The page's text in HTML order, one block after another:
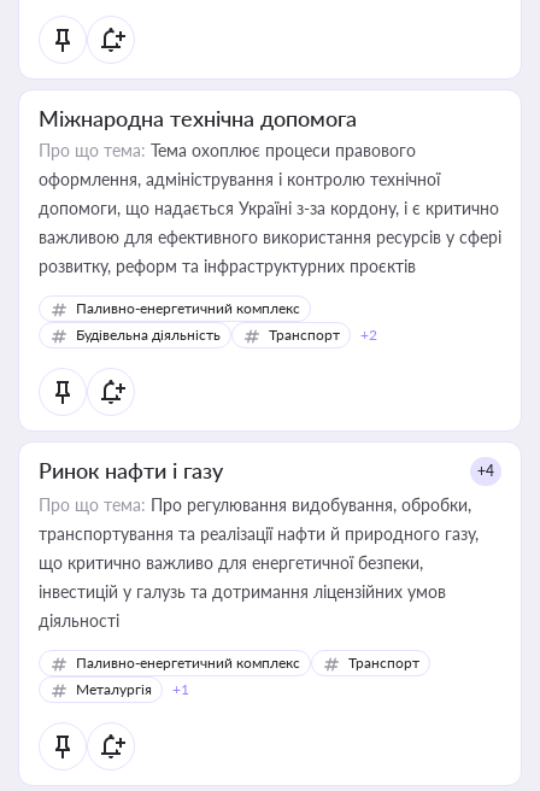
Міжнародна технічна допомога
Про що тема: Тема охоплює процеси правового
оформлення, адміністрування і контролю технічної
допомоги, що надається Україні з-за кордону, і є критично
важливою для ефективного використання ресурсів у сфері
розвитку, реформ та інфраструктурних проєктів
Паливно-енергетичний комплекс
Будівельна діяльність
Транспорт +2
Ринок нафти і газу +4
Про що тема: Про регулювання видобування, обробки,
транспортування та реалізації нафти й природного газу,
що критично важливо для енергетичної безпеки,
інвестицій у галузь та дотримання ліцензійних умов
діяльності
Паливно-енергетичний комплекс
Транспорт
Металургія
+1